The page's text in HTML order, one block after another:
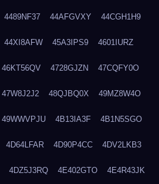
4489NF37 44AFGVXY 44CGH1H9
44XI8AFW 45A3IPS9 4601IURZ
46KT56QV 4728GJZN 47CQFY0O
47W8J2J2 48QJBQ0X 49MZ8W4O
49WWVPJU 4B13IA3F 4B1N5SGO
4D64LFAR 4D90P4CC 4DV2LKB3
4DZ5J3RQ 4E402GTO 4E4R43JK